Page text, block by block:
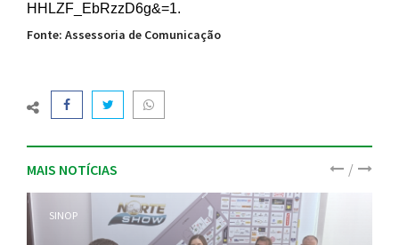
HHLZF_EbRzzD6g&=1.
Fonte: Assessoria de Comunicação
MAIS NOTÍCIAS /
SINOP